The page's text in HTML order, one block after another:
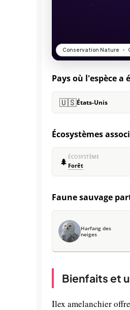
Pays où l'espèce a
🇺🇸États-Unis
Écosystèmes
🌲 ÉCOSYSTÈME
Forêt
Faune sauvage
Harfang des
neiges
Bienfaits et
Ilex amelanchier